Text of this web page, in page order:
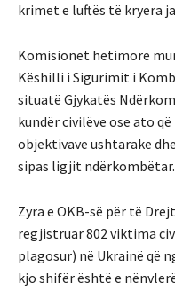
krimet e luftës të kryera
Komisionet hetimore
Këshilli i Sigurimit i
situatë Gjykatës
kundër civilëve ose ato
objektivave ushtarake
sipas ligjit ndërkombëtar.
Zyra e OKB-së për të
regjistruar 802 viktima
plagosur) në Ukrainë që
kjo shifër është e